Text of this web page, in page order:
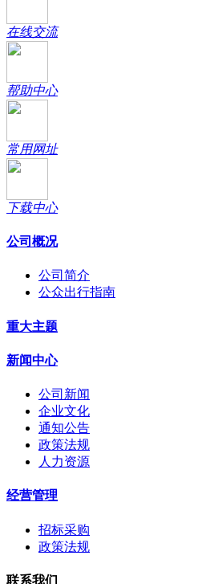
在线交流
帮助中心
常用网址
下载中心
公司概况
公司简介
公众出行指南
重大主题
新闻中心
公司新闻
企业文化
通知公告
政策法规
人力资源
经营管理
招标采购
政策法规
联系我们